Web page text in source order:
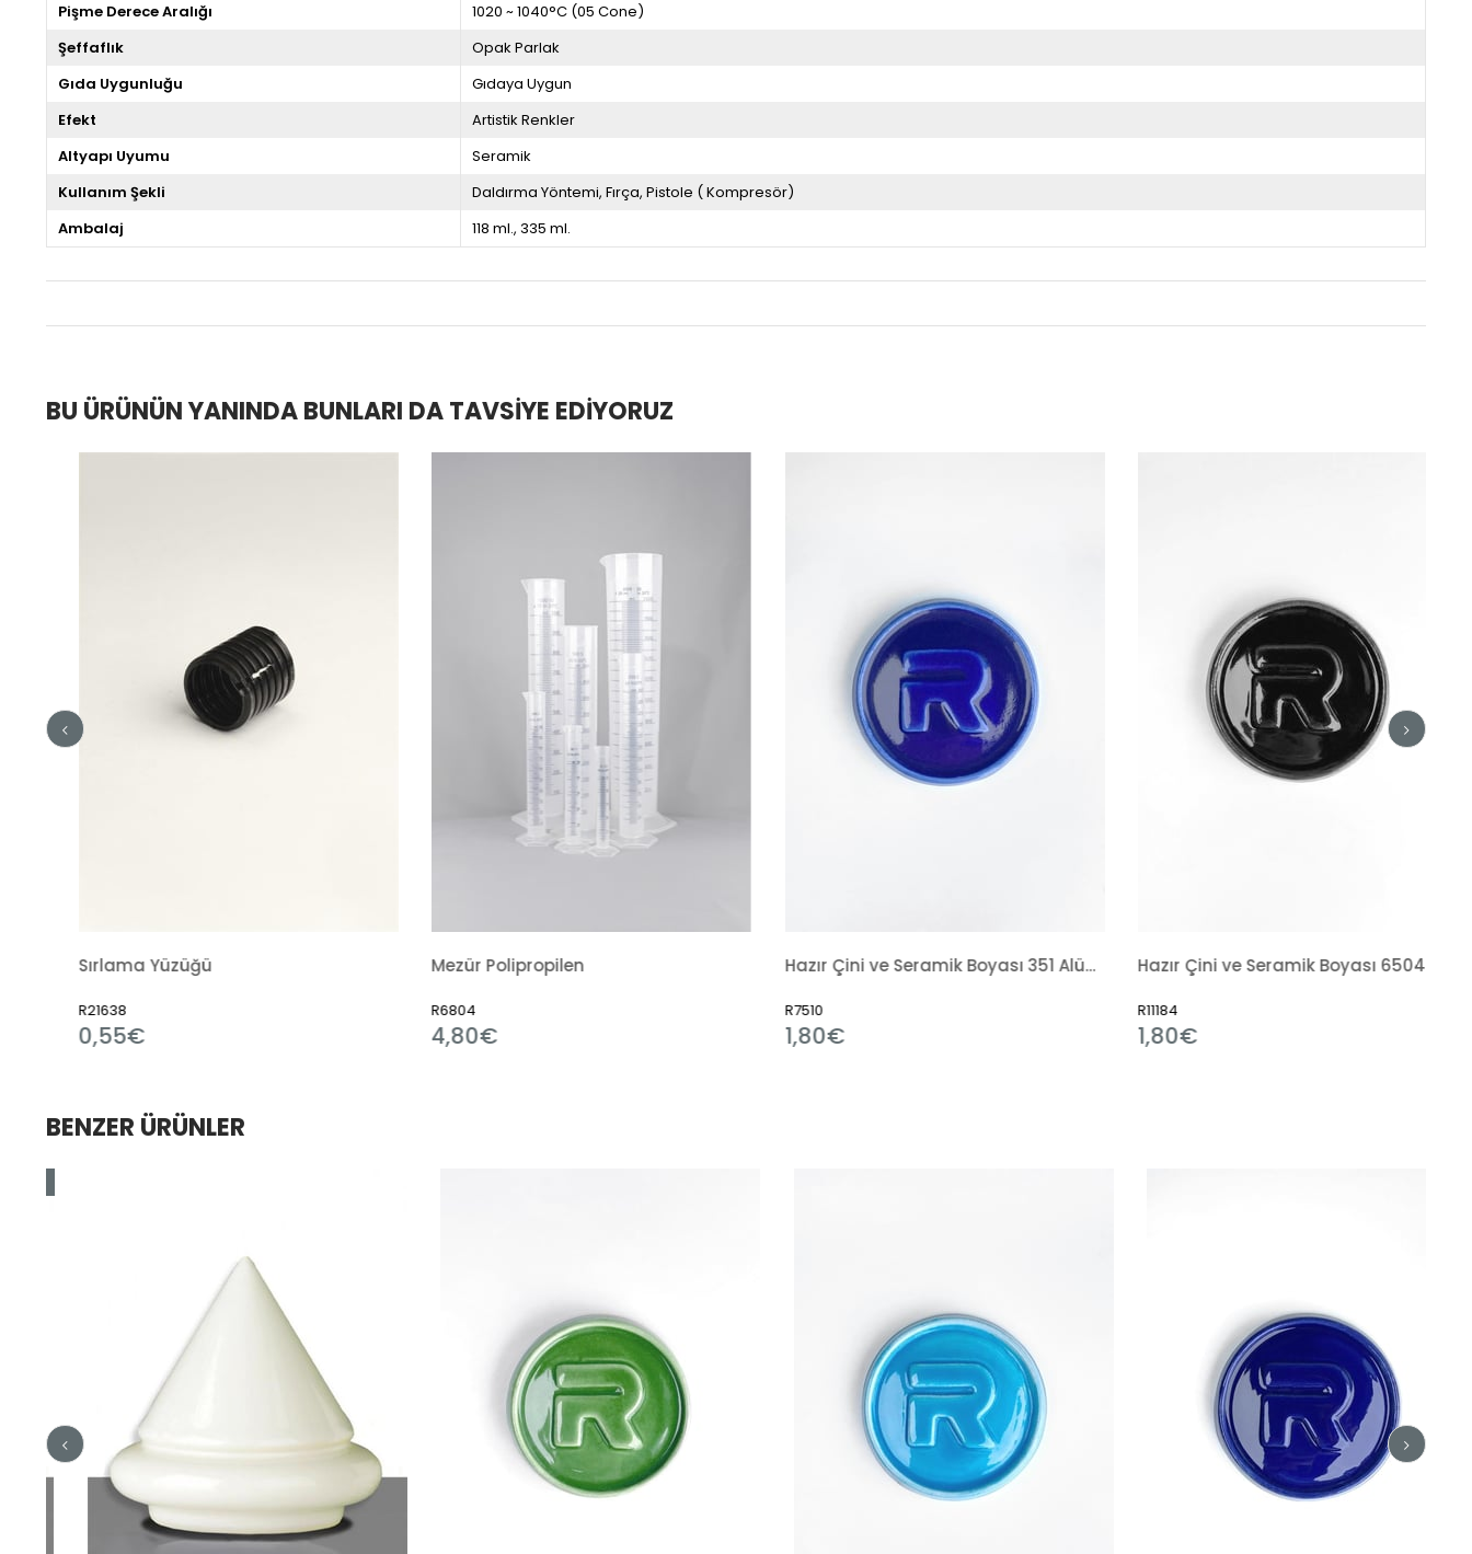
Pişme Derece Aralığı
1020 ~ 1040°C (05 Cone)
Şeffaflık
Opak Parlak
Gıda Uygunluğu
Gıdaya Uygun
Efekt
Artistik Renkler
Altyapı Uyumu
Seramik
Kullanım Şekli
Daldırma Yöntemi Fırça Pistole ( Kompresör)
Ambalaj
118 ml. 335 ml.
BU ÜRÜNÜN YANINDA BUNLARI DA TAVSIYE EDIYORUZ
Yüzüğü Mezür Polipropilen Hazır Çini ve Seramik Boyası 351 Alümina Mavi Hazır Çini ve Seramik Boyası 6504 Siyah Tahrir Sırlama
BENZER ÜRÜNLER